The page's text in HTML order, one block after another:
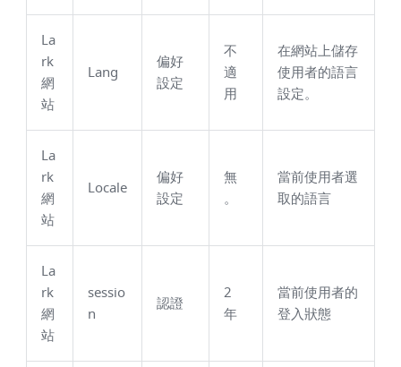
La
rk
網
站
Lang
偏好
設定
不
適
用
在網站上儲存
使用者的語言
設定。
La
rk
網
站
Locale
偏好
設定
無
。
當前使用者選
取的語言
La
rk
網
站
sessio
n
認證
2
年
當前使用者的
登入狀態